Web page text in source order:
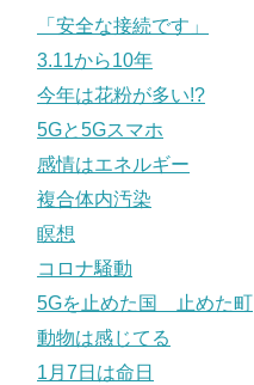
「安全な接続です」
3.11から10年
今年は花粉が多い!?
5Gと5Gスマホ
感情はエネルギー
複合体内汚染
瞑想
コロナ騒動
5Gを止めた国 止めた町
動物は感じてる
1月7日は命日